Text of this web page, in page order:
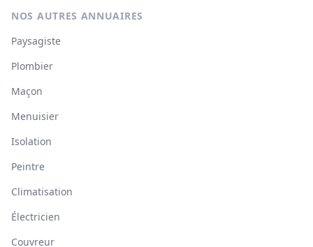
NOS AUTRES ANNUAIRES
Paysagiste
Plombier
Maçon
Menuisier
Isolation
Peintre
Climatisation
Électricien
Couvreur